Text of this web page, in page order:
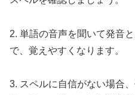
2. 単語の音声を聞いて発音
で、覚えやすくなります。
3. スペルに自信がない場合